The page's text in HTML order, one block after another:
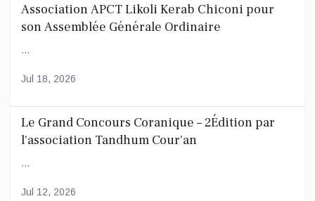
Association APCT Likoli Kerab Chiconi pour
son Assemblée Générale Ordinaire
...
Jul 18, 2026
Le Grand Concours Coranique – 2Édition par
l'association Tandhum Cour'an
...
Jul 12, 2026